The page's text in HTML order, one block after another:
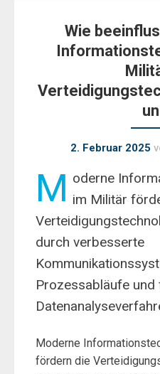
Wie
2. Februar 2025
M oderne
im Militär
durch verbesserte
Prozessabläufe
Moderne
fördern die